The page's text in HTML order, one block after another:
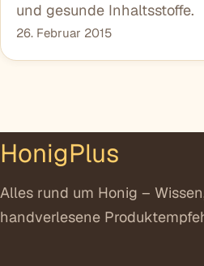
und gesunde Inhaltsstoffe.
26. Februar 2015
HonigPlus
Alles rund um Honig –
handverlesene